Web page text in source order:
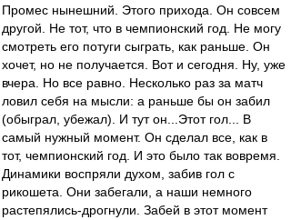
Промес нынешний. Этого прихода. Он совсем
другой. Не тот, что в чемпионский год. Не могу
смотреть его потуги сыграть, как раньше. Он
хочет, но не получается. Вот и сегодня. Ну, уже
вчера. Но все равно. Несколько раз за матч
ловил себя на мысли: а раньше бы он забил
(обыграл, убежал). И тут он...Этот гол... В
самый нужный момент. Он сделал все, как в
тот, чемпионский год. И это было так вовремя.
Динамики воспряли духом, забив гол с
рикошета. Они забегали, а наши немного
растепялись-дрогнули. Забей в этот момент